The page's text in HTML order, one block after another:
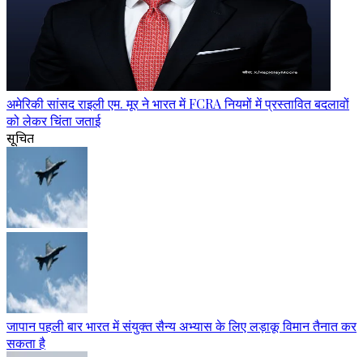
अमेरिकी सांसद राइली एम. मूर ने भारत में FCRA नियमों में प्रस्तावित बदलावों
को लेकर चिंता जताई
सूचित
जापान पहली बार भारत में संयुक्त सैन्य अभ्यास के लिए लड़ाकू विमान तैनात कर
सकता है